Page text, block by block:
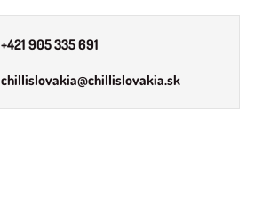
+421 905 335 691
chillislovakia​@chillislovakia​.sk